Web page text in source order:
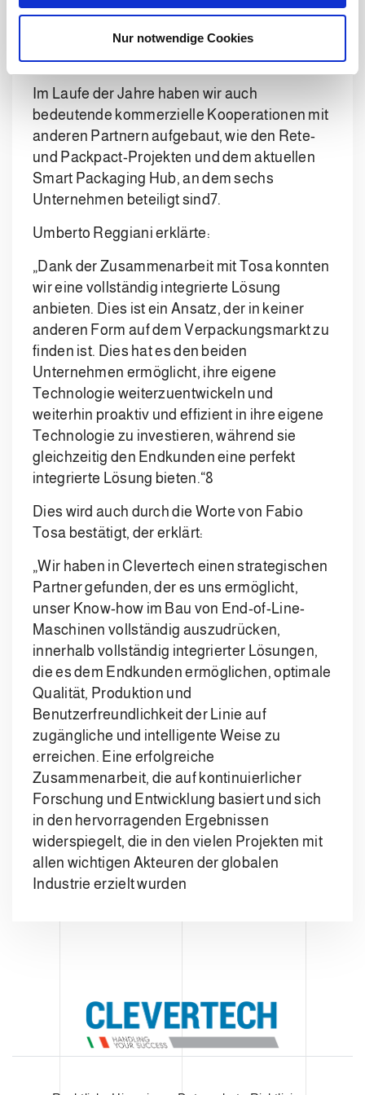
l
Nur notwendige Cookies
Maschine zu verwalten, was eine reduzierte
Platzbelegung und eine kompakte, integrierte
Lösung sicherstellte6.
Im Laufe der Jahre haben wir auch
bedeutende kommerzielle Kooperationen mit
anderen Partnern aufgebaut, wie den Rete-
und Packpact-Projekten und dem aktuellen
Smart Packaging Hub, an dem sechs
Unternehmen beteiligt sind7.
Umberto Reggiani erklärte:
„Dank der Zusammenarbeit mit Tosa konnten
wir eine vollständig integrierte Lösung
anbieten. Dies ist ein Ansatz, der in keiner
anderen Form auf dem Verpackungsmarkt zu
finden ist. Dies hat es den beiden
Unternehmen ermöglicht, ihre eigene
Technologie weiterzuentwickeln und
weiterhin proaktiv und effizient in ihre eigene
Technologie zu investieren, während sie
gleichzeitig den Endkunden eine perfekt
integrierte Lösung bieten.“8
Dies wird auch durch die Worte von Fabio
Tosa bestätigt, der erklärt:
„Wir haben in Clevertech einen strategischen
Partner gefunden, der es uns ermöglicht,
unser Know-how im Bau von End-of-Line-
Maschinen vollständig auszudrücken,
innerhalb vollständig integrierter Lösungen,
die es dem Endkunden ermöglichen, optimale
Qualität, Produktion und
Benutzerfreundlichkeit der Linie auf
zugängliche und intelligente Weise zu
erreichen. Eine erfolgreiche
Zusammenarbeit, die auf kontinuierlicher
Forschung und Entwicklung basiert und sich
in den hervorragenden Ergebnissen
widerspiegelt, die in den vielen Projekten mit
allen wichtigen Akteuren der globalen
Industrie erzielt wurden